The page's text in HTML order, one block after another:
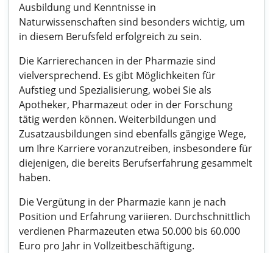
Ausbildung und Kenntnisse in
Naturwissenschaften sind besonders wichtig, um
in diesem Berufsfeld erfolgreich zu sein.
Die Karrierechancen in der Pharmazie sind
vielversprechend. Es gibt Möglichkeiten für
Aufstieg und Spezialisierung, wobei Sie als
Apotheker, Pharmazeut oder in der Forschung
tätig werden können. Weiterbildungen und
Zusatzausbildungen sind ebenfalls gängige Wege,
um Ihre Karriere voranzutreiben, insbesondere für
diejenigen, die bereits Berufserfahrung gesammelt
haben.
Die Vergütung in der Pharmazie kann je nach
Position und Erfahrung variieren. Durchschnittlich
verdienen Pharmazeuten etwa 50.000 bis 60.000
Euro pro Jahr in Vollzeitbeschäftigung.